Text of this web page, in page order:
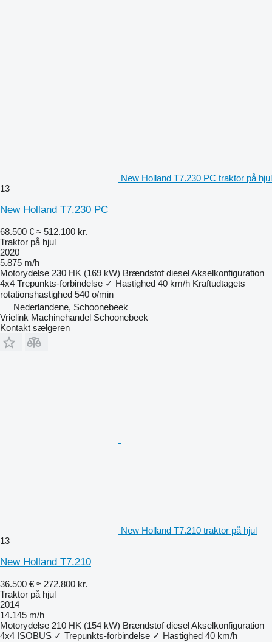
New Holland T7.230 PC traktor på hjul
13
New Holland T7.230 PC
68.500 € ≈ 512.100 kr.
Traktor på hjul
2020
5.875 m/h
Motorydelse 230 HK (169 kW) Brændstof dieselAkselkonfiguration
4x4 Trepunkts-forbindelse ✓ Hastighed 40 km/h Kraftudtagets
rotationshastighed 540 o/min
Nederlandene, Schoonebeek
Vrielink Machinehandel Schoonebeek
Kontakt sælgeren
New Holland T7.210 traktor på hjul
13
New Holland T7.210
36.500 € ≈ 272.800 kr.
Traktor på hjul
2014
14.145 m/h
Motorydelse 210 HK (154 kW) Brændstof dieselAkselkonfiguration
4x4 ISOBUS ✓ Trepunkts-forbindelse ✓ Hastighed 40 km/h